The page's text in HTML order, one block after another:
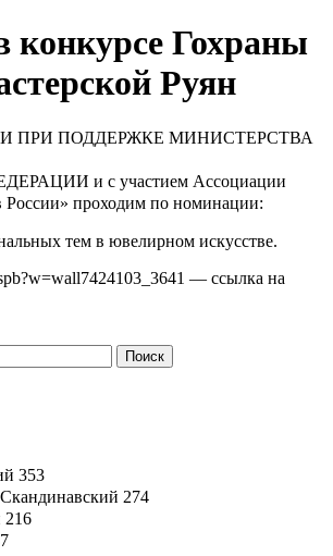
конкурсе Гохраны
Руян
ПРИ ПОДДЕРЖКЕ МИНИСТЕРСТВА
и с участием Ассоциации
России» проходим по номинации:
тем в ювелирном искусстве.
— ссылка на
353
274
216